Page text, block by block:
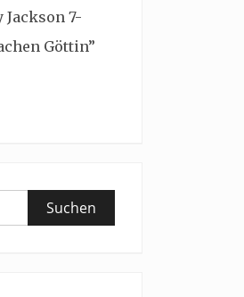
Jackson 7-
Göttin”